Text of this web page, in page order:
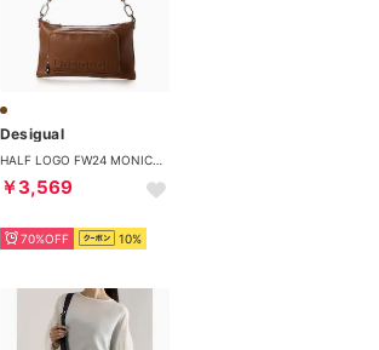
Desigual
￥3,569
70%OFF 10%